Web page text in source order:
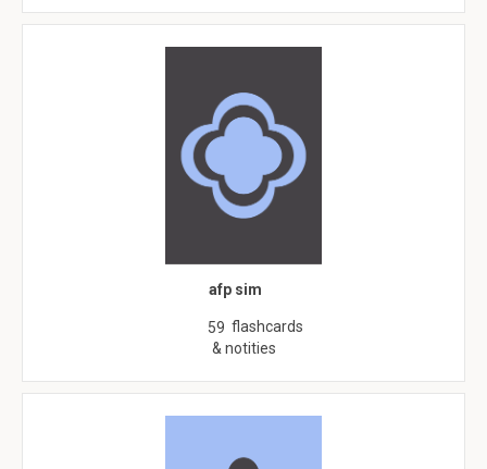
afp sim
59 flashcards
& notities